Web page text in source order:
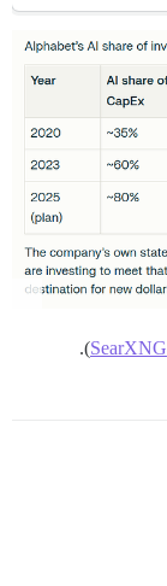
SearXNG
).